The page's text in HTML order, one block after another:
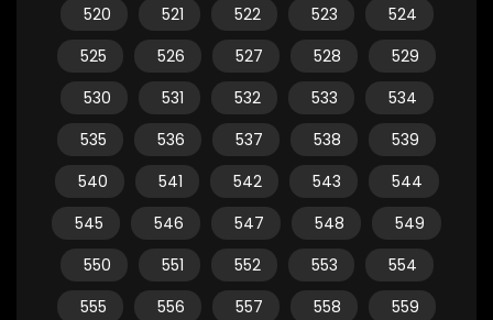
520
521 522 523
524
525
526 527 528
529
530
531 532 533
534
535
536 537 538
539
540
541 542 543
544
545
546 547 548
549
550
551 552 553
554
555
556 557 558
559